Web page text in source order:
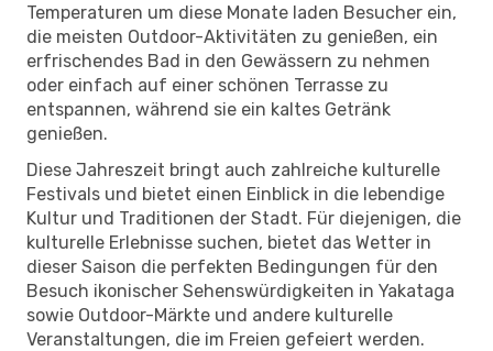
Temperaturen um diese Monate laden Besucher ein,
die meisten Outdoor-Aktivitäten zu genießen, ein
erfrischendes Bad in den Gewässern zu nehmen
oder einfach auf einer schönen Terrasse zu
entspannen, während sie ein kaltes Getränk
genießen.
Diese Jahreszeit bringt auch zahlreiche kulturelle
Festivals und bietet einen Einblick in die lebendige
Kultur und Traditionen der Stadt. Für diejenigen, die
kulturelle Erlebnisse suchen, bietet das Wetter in
dieser Saison die perfekten Bedingungen für den
Besuch ikonischer Sehenswürdigkeiten in Yakataga
sowie Outdoor-Märkte und andere kulturelle
Veranstaltungen, die im Freien gefeiert werden.